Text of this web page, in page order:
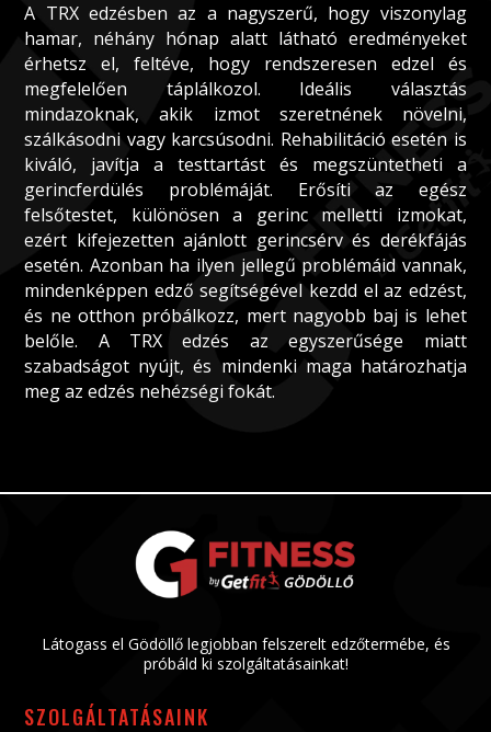
A TRX edzésben az a nagyszerű, hogy viszonylag
hamar, néhány hónap alatt látható eredményeket
érhetsz el, feltéve, hogy rendszeresen edzel és
megfelelően táplálkozol. Ideális választás
mindazoknak, akik izmot szeretnének növelni,
szálkásodni vagy karcsúsodni. Rehabilitáció esetén is
kiváló, javítja a testtartást és megszüntetheti a
gerincferdülés problémáját. Erősíti az egész
felsőtestet, különösen a gerinc melletti izmokat,
ezért kifejezetten ajánlott gerincsérv és derékfájás
esetén. Azonban ha ilyen jellegű problémáid vannak,
mindenképpen edző segítségével kezdd el az edzést,
és ne otthon próbálkozz, mert nagyobb baj is lehet
belőle. A TRX edzés az egyszerűsége miatt
szabadságot nyújt, és mindenki maga határozhatja
meg az edzés nehézségi fokát.
Látogass el Gödöllő legjobban felszerelt edzőtermébe, és
próbáld ki szolgáltatásainkat!
SZOLGÁLTATÁSAINK